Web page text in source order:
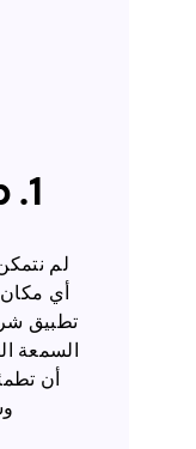
1. Pawns.app
أي مكان
السمعة
أن